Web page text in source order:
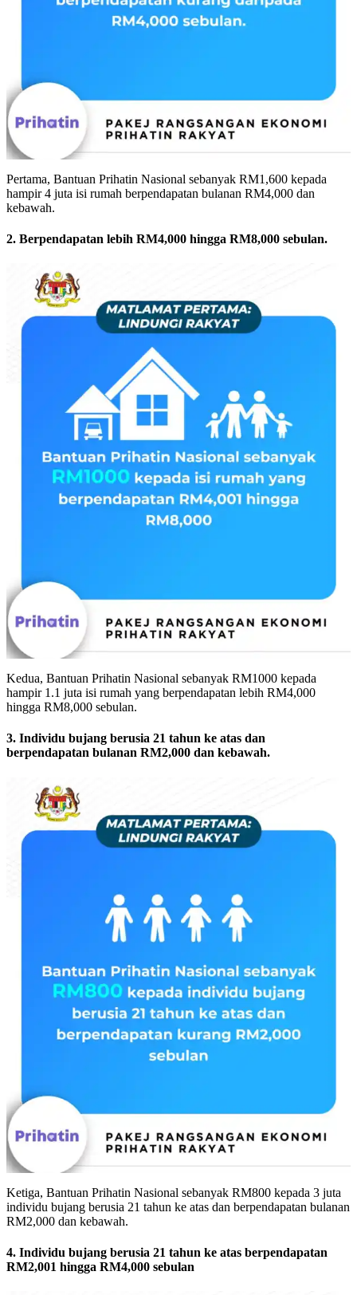
Pertama, Bantuan Prihatin Nasional sebanyak RM1,600 kepada
hampir 4 juta isi rumah berpendapatan bulanan RM4,000 dan
kebawah.
2. Berpendapatan lebih RM4,000 hingga RM8,000 sebulan.
Kedua, Bantuan Prihatin Nasional sebanyak RM1000 kepada
hampir 1.1 juta isi rumah yang berpendapatan lebih RM4,000
hingga RM8,000 sebulan.
3. Individu bujang berusia 21 tahun ke atas dan
berpendapatan bulanan RM2,000 dan kebawah.
Ketiga, Bantuan Prihatin Nasional sebanyak RM800 kepada 3 juta
individu bujang berusia 21 tahun ke atas dan berpendapatan bulanan
RM2,000 dan kebawah.
4. Individu bujang berusia 21 tahun ke atas berpendapatan
RM2,001 hingga RM4,000 sebulan